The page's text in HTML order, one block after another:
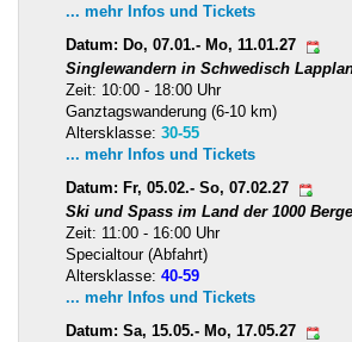
... mehr Infos und Tickets
Datum: Do, 07.01.- Mo, 11.01.27
Singlewandern in Schwedisch
Zeit: 10:00 - 18:00 Uhr
Ganztagswanderung (6-10 km)
Altersklasse: 30-55
... mehr Infos und Tickets
Datum: Fr, 05.02.- So, 07.02.27
Ski und Spass im Land der 1000
Zeit: 11:00 - 16:00 Uhr
Specialtour (Abfahrt)
Altersklasse: 40-59
... mehr Infos und Tickets
Datum: Sa, 15.05.- Mo, 17.05.27